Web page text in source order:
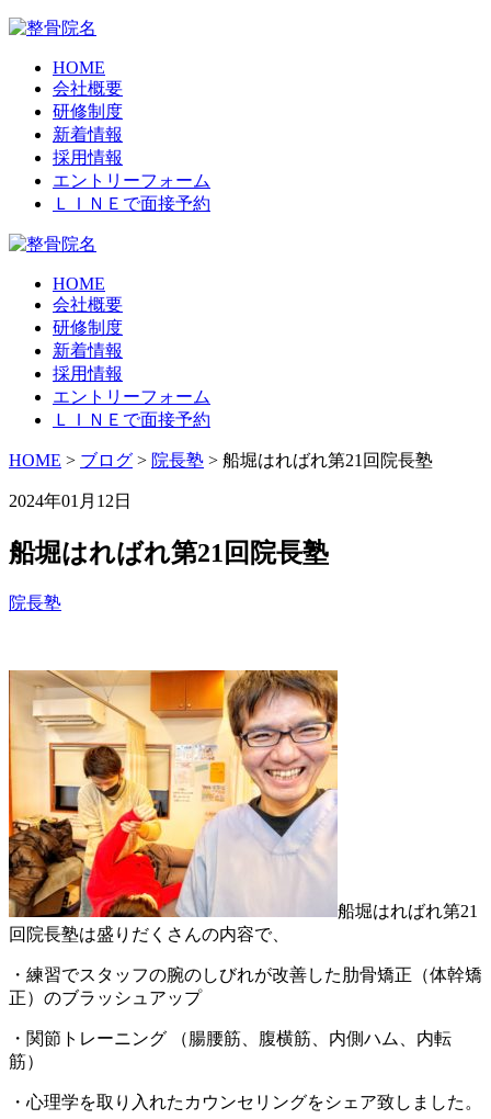
HOME
会社概要
研修制度
新着情報
採用情報
エントリーフォーム
ＬＩＮＥで面接予約
HOME
会社概要
研修制度
新着情報
採用情報
エントリーフォーム
ＬＩＮＥで面接予約
HOME > ブログ > 院長塾 > 船堀はればれ第21回院長塾
2024年01月12日
船堀はればれ第21回院長塾
院長塾
船堀はればれ第21
回院長塾は盛りだくさんの内容で、
・練習でスタッフの腕のしびれが改善した肋骨矯正（体幹矯
正）のブラッシュアップ
・関節トレーニング （腸腰筋、腹横筋、内側ハム、内転
筋）
・心理学を取り入れたカウンセリングをシェア致しました。